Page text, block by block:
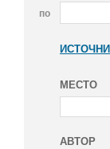
по
МЕСТО
АВТОР